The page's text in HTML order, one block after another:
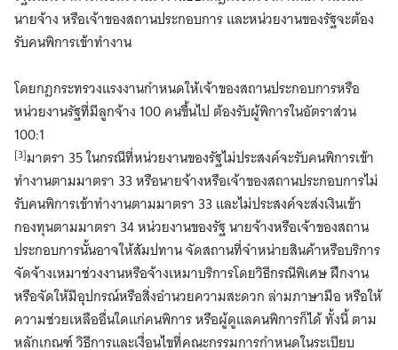
นายจ้าง หรือเจ้าของสถานประกอบการ และหน่วยงานของรัฐจะต้อง
รับคนพิการเข้าทํางาน
โดยกฎกระทรวงแรงงานกำหนดให้เจ้าของสถานประกอบการหรือ
หน่วยงานรัฐที่มีลูกจ้าง 100 คนขึ้นไป ต้องรับผู้พิการในอัตราส่วน
100:1
[3]มาตรา 35 ในกรณีที่หน่วยงานของรัฐไม่ประสงค์จะรับคนพิการเข้า
ทํางานตามมาตรา 33 หรือนายจ้างหรือเจ้าของสถานประกอบการไม่
รับคนพิการเข้าทํางานตามมาตรา 33 และไม่ประสงค์จะส่งเงินเข้า
กองทุนตามมาตรา 34 หน่วยงานของรัฐ นายจ้างหรือเจ้าของสถาน
ประกอบการนั้นอาจให้สัมปทาน จัดสถานที่จําหน่ายสินค้าหรือบริการ
จัดจ้างเหมาช่วงงานหรือจ้างเหมาบริการโดยวิธีกรณีพิเศษ ฝึกงาน
หรือจัดให้มีอุปกรณ์หรือสิ่งอำนวยความสะดวก ล่ามภาษามือ หรือให้
ความช่วยเหลืออื่นใดแก่คนพิการ หรือผู้ดูแลคนพิการก็ได้ ทั้งนี้ ตาม
หลักเกณฑ์ วิธีการและเงื่อนไขที่คณะกรรมการกําหนดในระเบียบ